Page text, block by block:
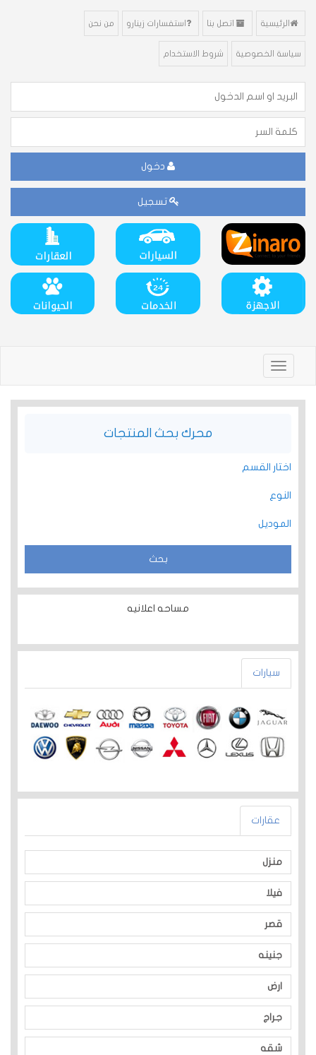
الرئيسية اتصل بنا استفسارات زينارو من نحن
سياسة الخصوصية شروط الاستخدام
دخول
تسجيل
Toggle
navigation
محرك بحث المنتجات
اختار القسم
النوع
الموديل
مساحه اعلانيه
سيارات
عقارات
منزل
فيلا
قصر
جنينه
ارض
جراج
شقه